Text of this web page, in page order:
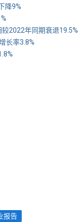
降9%
2022年同期衰退19.5%
长率3.8%
报告